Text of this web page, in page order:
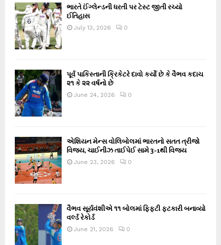
ભારતે ઈંગ્લેન્ડની ધરતી પર ટેસ્ટ જીતી રચ્યો
ઈતિહાસ
July 13, 2026 0
પૂર્વ પાકિસ્તાની ક્રિકેટરે દાવો કર્યો છે કે વૈભવ કદાચ
૨૧ કે ૨૨ વર્ષનો છે
June 24, 2026 0
એશિયન મેન્સ વોલિબોલમાં ભારતનો સતત ત્રીજો
વિજય, ચાઈનીઝ તાઈપેઈ સામે 3-1થી વિજય
June 23, 2026 0
વૈભવ સૂર્યવંશીએ ૧૧ બોલમાં ફિફ્ટી ફટકારી બનાવ્યો
વર્લ્ડ રેકોર્ડ
June 21, 2026 0